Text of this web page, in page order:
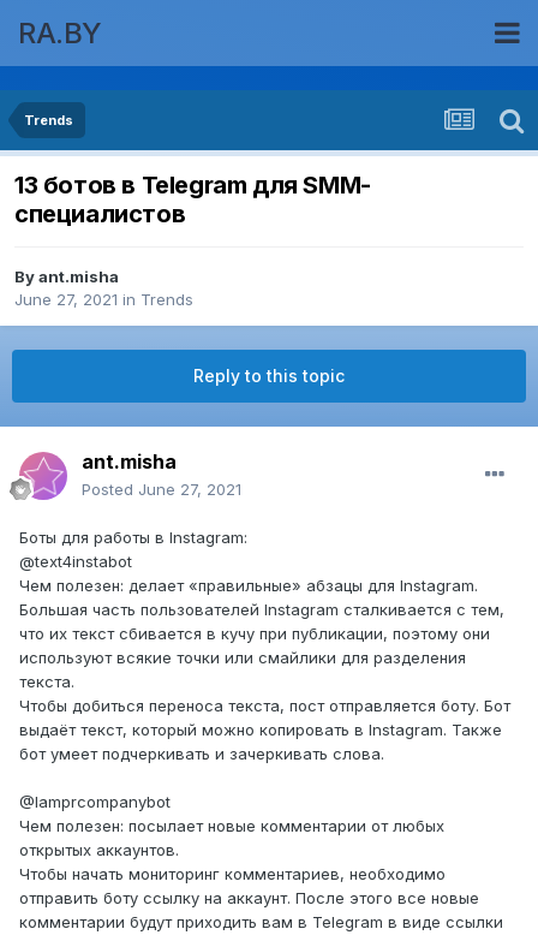
RA.BY
Trends
13 ботов в Telegram для SMM-
специалистов
Byant.misha
June 27, 2021 in Trends
Reply to this topic
ant.misha
Posted June 27, 2021
Боты для работы в Instagram:
@text4instabot
Чем полезен: делает «правильные» абзацы для Instagram.
Большая часть пользователей Instagram сталкивается с тем,
что их текст сбивается в кучу при публикации, поэтому они
используют всякие точки или смайлики для разделения
текста.
Чтобы добиться переноса текста, пост отправляется боту. Бот
выдаёт текст, который можно копировать в Instagram. Также
бот умеет подчеркивать и зачеркивать слова.
@Iamprcompanybot
Чем полезен: посылает новые комментарии от любых
открытых аккаунтов.
Чтобы начать мониторинг комментариев, необходимо
отправить боту ссылку на аккаунт. После этого все новые
комментарии будут приходить вам в Telegram в виде ссылки